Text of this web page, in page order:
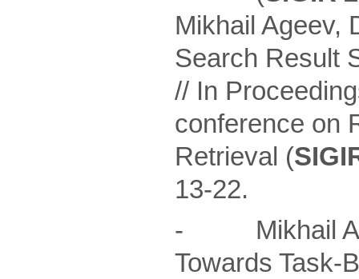
Mikhail Ageev,
Search Result
// In
conference on
Retrieval (
13-22.
- Mikhail
Towards Task-